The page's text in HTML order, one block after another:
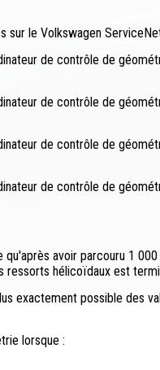
sur le Volkswagen
de contrôle de
de contrôle de
de contrôle de
de contrôle de
avoir parcouru 1
ressorts hélicoïdaux est
exactement possible des
lorsque :